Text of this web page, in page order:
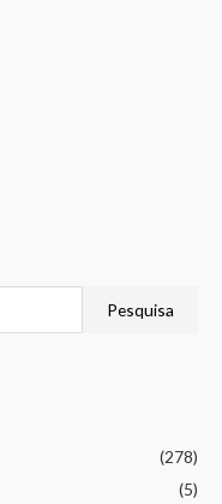
Pesquisa
(278)
(5)